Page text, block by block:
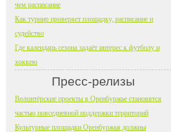
чем расписание
Как турнир проверяет площадку, расписание и
судейство
Где календарь сезона задаёт интерес к футболу и
хоккею
Пресс-релизы
Волонтёрские проекты в Оренбуржье становятся
частью повседневной поддержки территорий
Культурные площадки Оренбуржья должны